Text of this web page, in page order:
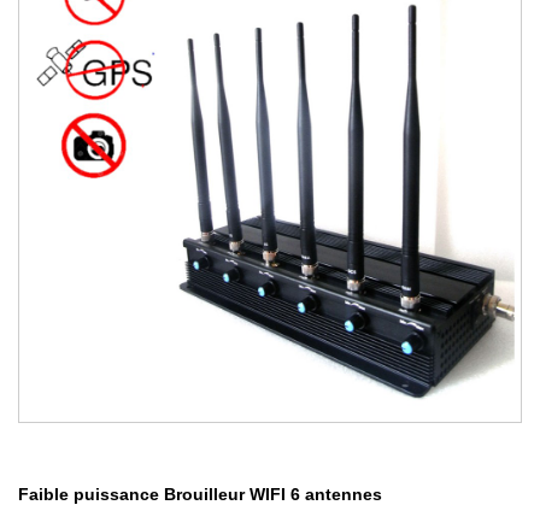
Faible puissance Brouilleur WIFI 6 antennes